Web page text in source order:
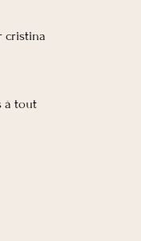
cristina
à tout